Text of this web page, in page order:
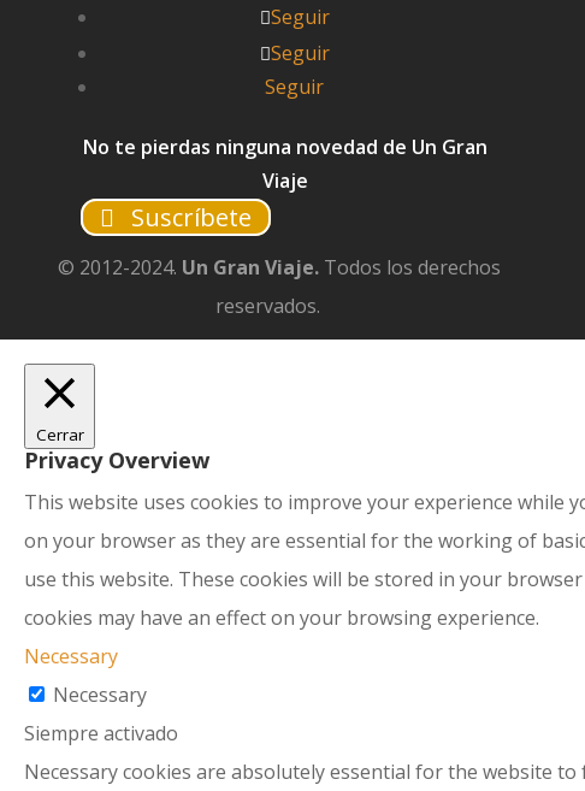
Seguir
Seguir
Seguir
No te pierdas ninguna novedad de Un Gran
Viaje
Suscríbete
© 2012-2024. Un Gran Viaje. Todos los derechos
reservados.
Cerrar
Privacy Overview
This website uses cookies to improve your experience while
on your browser as they are essential for the working of
use this website. These cookies will be stored in your
cookies may have an effect on your browsing experience.
Necessary
Necessary
Siempre activado
Necessary cookies are absolutely essential for the website